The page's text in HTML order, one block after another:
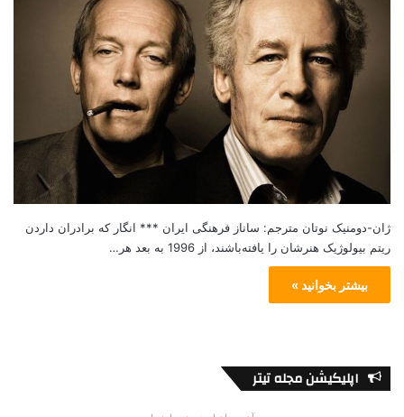
ژان-دومنیک نوتان مترجم: ساناز فرهنگی ایران *** انگار که برادران داردن
ریتم بیولوژيک هنرشان را یافته‌باشند، از 1996 به بعد هر…
بیشتر بخوانید »
اپلیکیشن مجله تیتر